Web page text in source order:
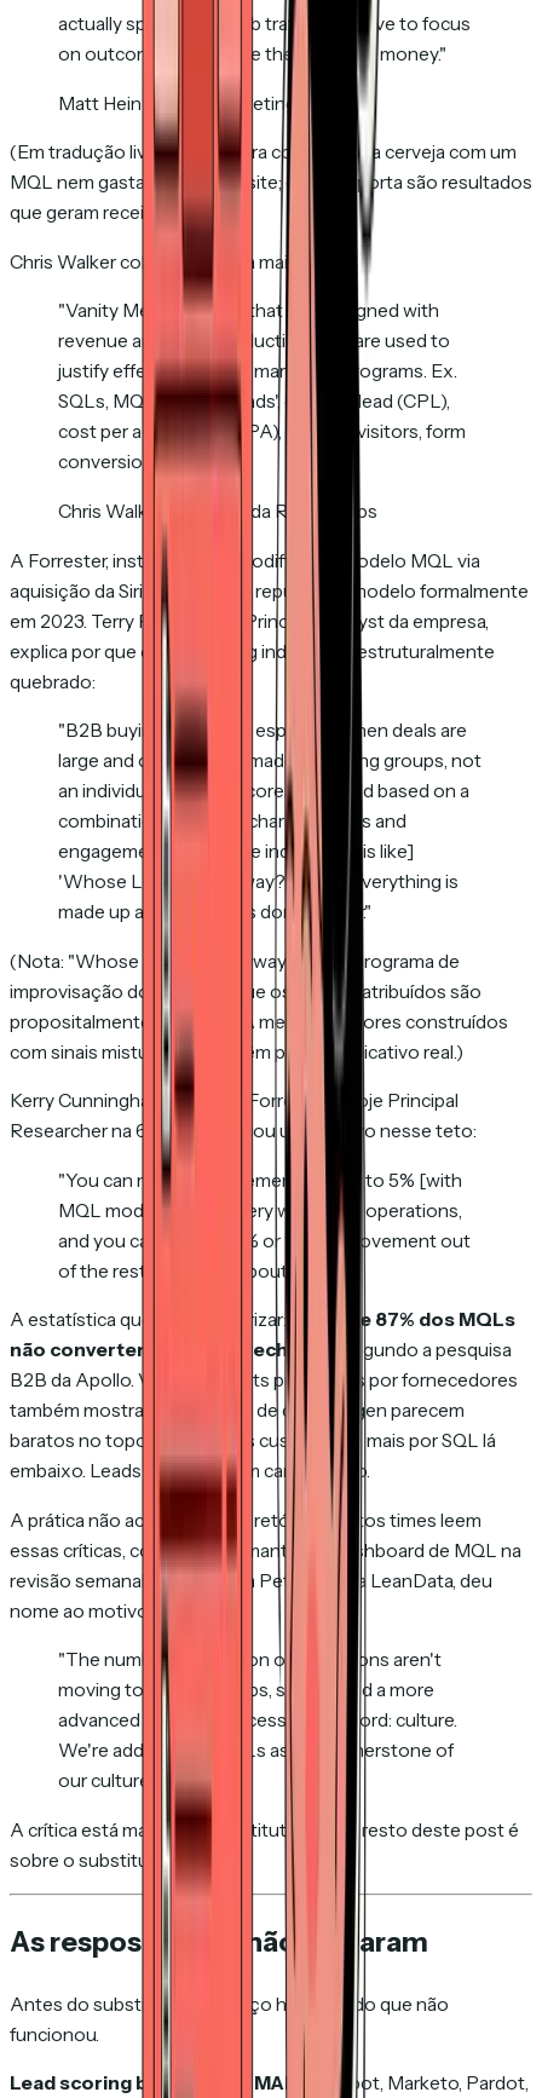
actually spend your web traffic. We have to focus
on outcomes that make the company money."
Matt Heinz, Heinz Marketing
(Em tradução livre: não dá para comprar uma cerveja com um
MQL nem gastar tráfego de site; o que importa são resultados
que geram receita.)
Chris Walker coloca de forma mais afiada:
"Vanity Metrics = KPIs that aren't aligned with
revenue and sales productivity, but are used to
justify effectiveness of marketing programs. Ex.
SQLs, MQLs, clicks, 'leads', cost per lead (CPL),
cost per acquisition (CPA), website visitors, form
conversion rate, etc."
Chris Walker, fundador da Refine Labs
A Forrester, instituição que codificou o modelo MQL via
aquisição da SiriusDecisions, repudiou o modelo formalmente
em 2023. Terry Flaherty, VP Principal Analyst da empresa,
explica por que o lead scoring individual é estruturalmente
quebrado:
"B2B buying decisions, especially when deals are
large and complex, are made by buying groups, not
an individual person... Scores assigned based on a
combination of profile characteristics and
engagement for a single individual... [is like]
'Whose Line Is It Anyway?' where everything is
made up and the points don't matter."
(Nota: "Whose Line Is It Anyway?" é um programa de
improvisação dos EUA em que os pontos atribuídos são
propositalmente sem valor. A metáfora: scores construídos
com sinais misturados não têm poder explicativo real.)
Kerry Cunningham, antes na Forrester e hoje Principal
Researcher na 6sense, colocou um número nesse teto:
"You can make improvements of 3% to 5% [with
MQL models]... in the very worst-run operations,
and you can goose a 1% or 1.5% improvement out
of the rest, but that's about it."
A estatística que vale memorizar:
cerca de 87% dos MQLs
não convertem em deals fechados , segundo a pesquisa
B2B da Apollo. Vários datasets publicados por fornecedores
também mostram que MQLs de demand gen parecem
baratos no topo do funil, mas custam bem mais por SQL lá
embaixo. Leads baratos ficam caros rápido.
A prática não acompanhou a retórica. Muitos times leem
essas críticas, concordam e mantêm o dashboard de MQL na
revisão semanal do CRO. Kim Peterson, da LeanData, deu
nome ao motivo:
"The number one reason organizations aren't
moving to buying groups, signals, and a more
advanced revenue process is one word: culture.
We're addicted to MQLs as the cornerstone of
our culture."
A crítica está madura. O substituto, não. O resto deste post é
sobre o substituto.
As respostas que não vingaram
Antes do substituto, o balanço honesto do que não
funcionou.
Lead scoring baseado em MAP.
HubSpot, Marketo, Pardot,